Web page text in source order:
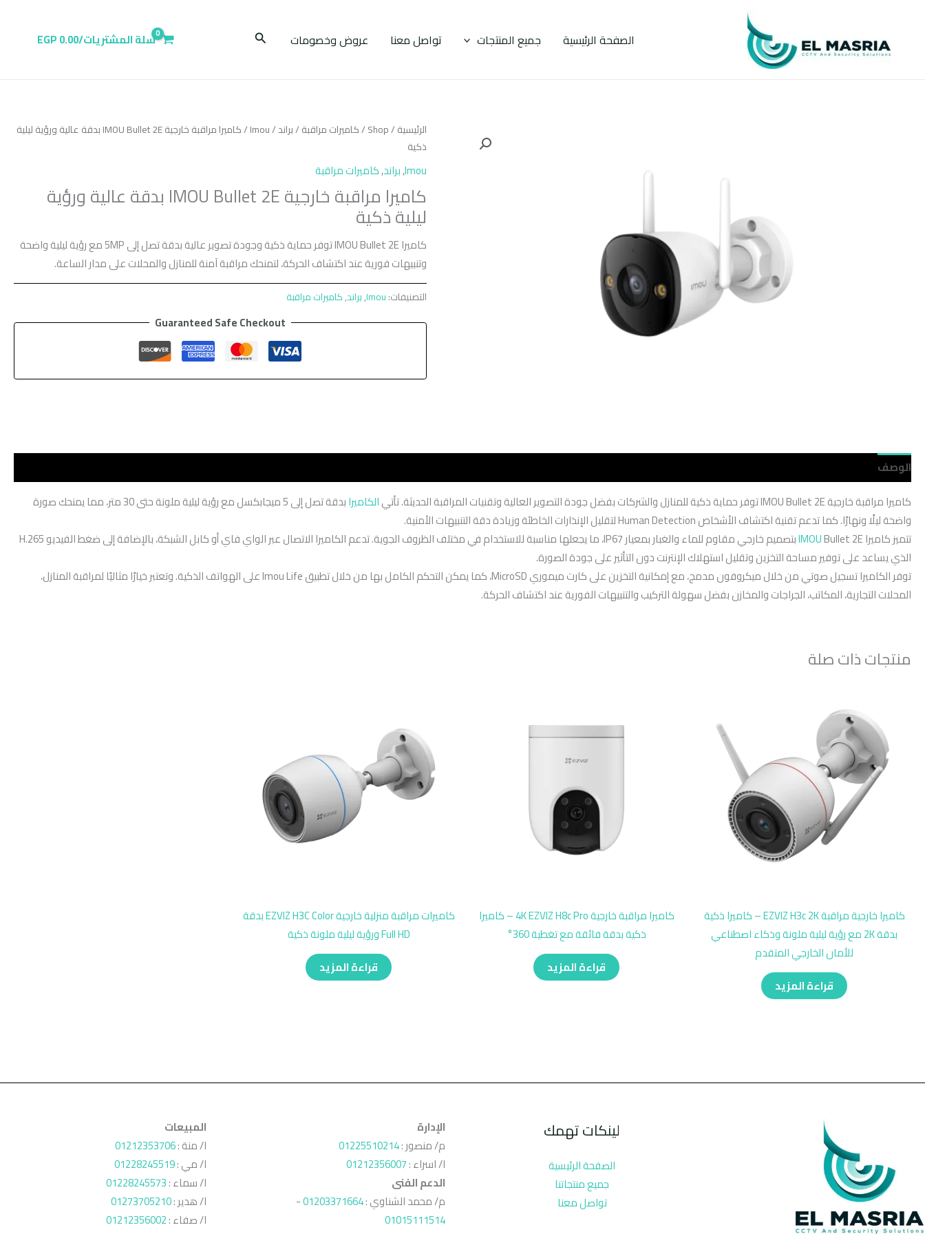
المحتوى
الصفحة الرئيسية جميع المنتجات تواصل معنا عروض وخصومات البحث سلة المشتريات/0.00
EGP
الرئيسية/
Shop
/كاميرات مراقبة/براند/
Imou
/ كاميرا مراقبة خارجية IMOU Bullet 2E بدقة عالية ورؤية ليلية
ذكية
Imou
,براند,كاميرات مراقبة
كاميرا مراقبة خارجية IMOU Bullet 2E بدقة عالية ورؤية
ليلية ذكية
كاميرا IMOU Bullet 2E توفر حماية ذكية وجودة تصوير عالية بدقة تصل إلى 5MP مع رؤية ليلية واضحة
وتنبيهات فورية عند اكتشاف الحركة، لتمنحك مراقبة آمنة للمنازل والمحلات على مدار الساعة.
التصنيفات:Imou
,براند,كاميرات مراقبة
Guaranteed Safe Checkout
الوصف
كاميرا مراقبة خارجية IMOU Bullet 2E توفر حماية ذكية للمنازل والشركات بفضل جودة التصوير العالية وتقنيات المراقبة الحديثة. تأتي
الكاميرا
بدقة تصل إلى 5 ميجابكسل مع رؤية ليلية ملونة حتى 30 متر، مما يمنحك صورة
واضحة ليلًا ونهارًا. كما تدعم تقنية اكتشاف الأشخاص Human Detection لتقليل الإنذارات الخاطئة وزيادة دقة التنبيهات الأمنية.
تتميز كاميرا
IMOU
Bullet 2E بتصميم خارجي مقاوم للماء والغبار بمعيار IP67، ما يجعلها مناسبة للاستخدام في مختلف الظروف الجوية. تدعم الكاميرا الاتصال عبر الواي فاي أو كابل الشبكة، بالإضافة إلى ضغط الفيديو H.265
الذي يساعد على توفير مساحة التخزين وتقليل استهلاك الإنترنت دون التأثير على جودة الصورة.
توفر الكاميرا تسجيل صوتي من خلال ميكروفون مدمج، مع إمكانية التخزين على كارت ميموري MicroSD، كما يمكن التحكم الكامل بها من خلال تطبيق Imou Life على الهواتف الذكية. وتعتبر خيارًا مثاليًا لمراقبة المنازل،
المحلات التجارية، المكاتب، الجراجات والمخازن بفضل سهولة التركيب والتنبيهات الفورية عند اكتشاف الحركة.
منتجات ذات صلة
كاميرا خارجية مراقبة EZVIZ H3c 2K – كاميرا ذكية
بدقة 2K مع رؤية ليلية ملونة وذكاء اصطناعي
للأمان الخارجي المتقدم
قراءة المزيد
كاميرا مراقبة خارجية 4K EZVIZ H8c Pro – كاميرا
ذكية بدقة فائقة مع تغطية 360°
قراءة المزيد
كاميرات مراقبة منزلية خارجية EZVIZ H3C Color بدقة
Full HD ورؤية ليلية ملونة ذكية
قراءة المزيد
لينكات تهمك
الصفحة الرئيسية
جميع منتجاتنا
تواصل معنا
الإدارة
م/ منصور :01225510214
ا/ اسراء :01212356007
الدعم الفنى
م/ محمد الشناوي :01203371664
-
01015111514
المبيعات
ا/ منة :01212353706
ا/ مي :01228245519
ا/ سماء :01228245573
ا/ هدير :01273705210
ا/ صفاء :01212356002